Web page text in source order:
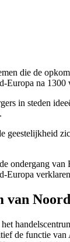
die de
Europa na 1300
in steden
geestelijkheid
ondergang van
Europa
van
de functie van